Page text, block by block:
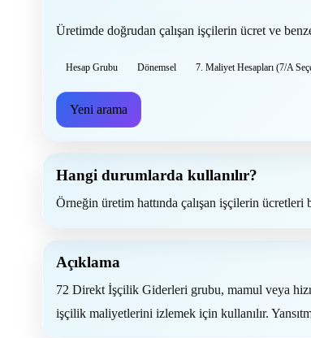
Üretimde doğrudan çalışan işçilerin ücret ve
Hesap Grubu Dönemsel 7. Maliyet Hesapları (7/A
Yeni arama
Hangi durumlarda kullanılır?
Örneğin üretim hattında çalışan işçilerin ücretleri
Açıklama
72 Direkt İşçilik Giderleri grubu, mamul veya
işçilik maliyetlerini izlemek için kullanılır.